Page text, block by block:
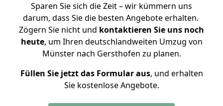
Sparen Sie sich die Zeit – wir kümmern uns
darum, dass Sie die besten Angebote erhalten.
Zögern Sie nicht und kontaktieren Sie uns noch
heute, um Ihren deutschlandweiten Umzug von
Münster nach Gersthofen zu planen.
Füllen Sie jetzt das Formular aus, und erhalten
Sie kostenlose Angebote.